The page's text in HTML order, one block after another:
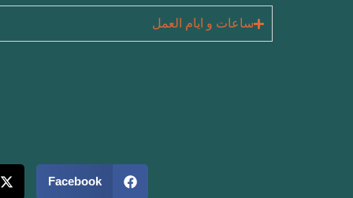
ساعات و ايام العمل
Facebook